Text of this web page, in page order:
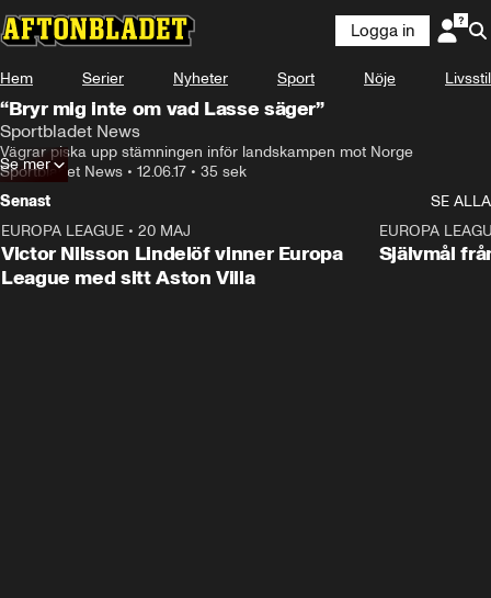
Logga in
Hem Serier Nyheter Sport Nöje Livsstil
“Bryr mig inte om vad Lasse säger”
Sportbladet News
Vägrar piska upp stämningen inför landskampen mot Norge
Sportbladet News • 12.06.17 • 35 sek
Se mer
Senast
SE ALLA
EUROPA LEAGUE • 20 MAJ
Victor Nilsson Lindelöf vinner Europa
League med sitt Aston Villa
EUROPA
Självmål